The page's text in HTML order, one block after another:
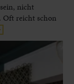
nicht
reicht schon